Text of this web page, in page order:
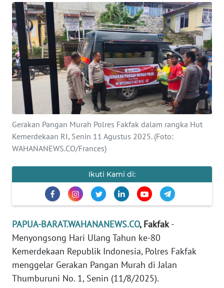
Gerakan Pangan Murah Polres Fakfak dalam rangka Hut
Kemerdekaan RI, Senin 11 Agustus 2025. (Foto:
WAHANANEWS.CO/Frances)
Ikuti Kami di:
PAPUA-BARAT.WAHANANEWS.CO, Fakfak-
Menyongsong Hari Ulang Tahun ke-80
Kemerdekaan Republik Indonesia, Polres Fakfak
menggelar Gerakan Pangan Murah di Jalan
Thumburuni No. 1, Senin (11/8/2025).
OPINI
Informasi
INDEKS
BERITA
KONTAK
KAMI
INFO
IKLAN
KAMI
MEDIA
SIBER